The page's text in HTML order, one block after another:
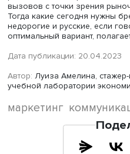
Маркетинг 4.0
На текущей стадии
стали развиваться
Когда компания Apple
камеры. Например, в
камеру, показывают, как
героя в безумие.